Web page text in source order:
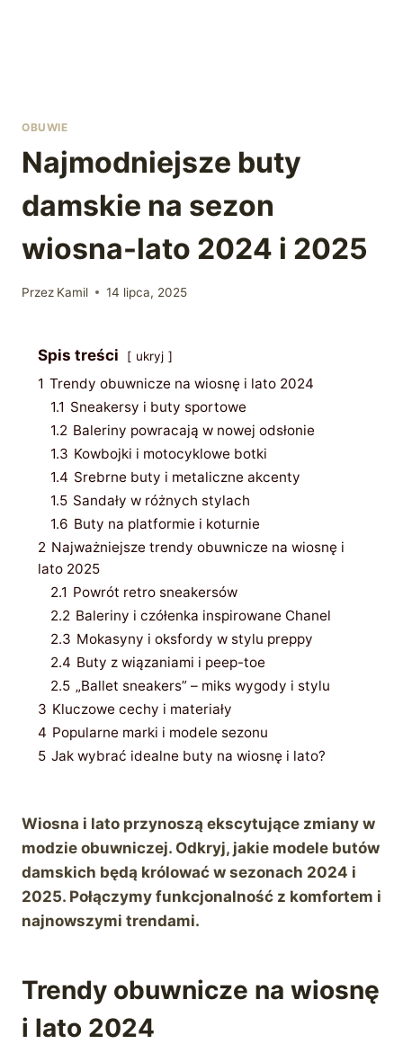
OBUWIE
Najmodniejsze buty
damskie na sezon
wiosna-lato 2024 i 2025
Przez Kamil 14 lipca, 2025
Spis treści ukryj
1 Trendy obuwnicze na wiosnę i lato 2024
1.1 Sneakersy i buty sportowe
1.2 Baleriny powracają w nowej odsłonie
1.3 Kowbojki i motocyklowe botki
1.4 Srebrne buty i metaliczne akcenty
1.5 Sandały w różnych stylach
1.6 Buty na platformie i koturnie
2 Najważniejsze trendy obuwnicze na wiosnę i
lato 2025
2.1 Powrót retro sneakersów
2.2 Baleriny i czółenka inspirowane Chanel
2.3 Mokasyny i oksfordy w stylu preppy
2.4 Buty z wiązaniami i peep-toe
2.5 „Ballet sneakers” – miks wygody i stylu
3 Kluczowe cechy i materiały
4 Popularne marki i modele sezonu
5 Jak wybrać idealne buty na wiosnę i lato?
Wiosna i lato przynoszą ekscytujące zmiany w
modzie obuwniczej. Odkryj, jakie modele butów
damskich będą królować w sezonach 2024 i
2025. Połączymy funkcjonalność z komfortem i
najnowszymi trendami.
Trendy obuwnicze na wiosnę
i lato 2024